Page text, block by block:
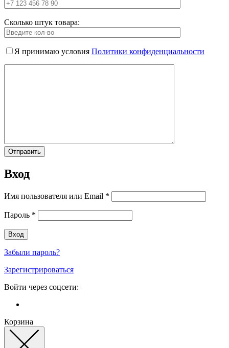
Сколько штук товара:
Я принимаю условия Политики конфиденциальности
Вход
Имя пользователя или Email *
Пароль *
Забыли пароль?
Зарегистрироваться
Войти через соцсети:
Корзина